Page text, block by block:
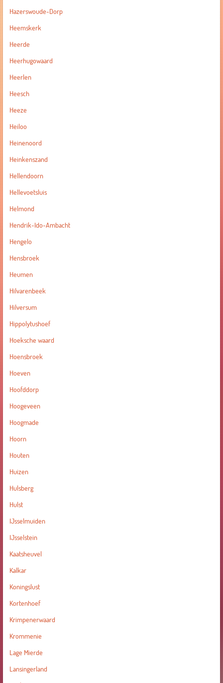
Hazerswoude-Dorp
Heemskerk
Heerde
Heerhugowaard
Heerlen
Heesch
Heeze
Heiloo
Heinenoord
Heinkenszand
Hellendoorn
Hellevoetsluis
Helmond
Hendrik-Ido-Ambacht
Hengelo
Hensbroek
Heumen
Hilvarenbeek
Hilversum
Hippolytushoef
Hoeksche waard
Hoensbroek
Hoeven
Hoofddorp
Hoogeveen
Hoogmade
Hoorn
Houten
Huizen
Hulsberg
Hulst
IJsselmuiden
IJsselstein
Kaatsheuvel
Kalkar
Koningslust
Kortenhoef
Krimpenerwaard
Krommenie
Lage Mierde
Lansingerland